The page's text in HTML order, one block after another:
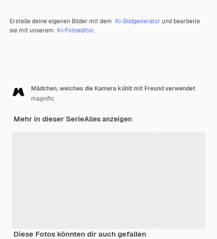
Erstelle deine eigenen Bilder mit dem KI-Bildgenerator und bearbeite
sie mit unserem KI-Fotoeditor.
Mädchen, welches die Kamera kühlt mit Freund verwendet
magnific
Mehr in dieser SerieAlles anzeigen
Diese Fotos könnten dir auch gefallen